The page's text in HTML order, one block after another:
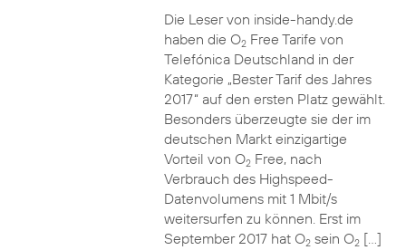
Die Leser von inside-handy.de
haben die O2Free Tarife von
Telefónica Deutschland in der
Kategorie „Bester Tarif des Jahres
2017“ auf den ersten Platz gewählt.
Besonders überzeugte sie der im
deutschen Markt einzigartige
Vorteil von O2Free, nach
Verbrauch des Highspeed-
Datenvolumens mit 1 Mbit/s
weitersurfen zu können. Erst im
September 2017 hat O2sein O2[…]